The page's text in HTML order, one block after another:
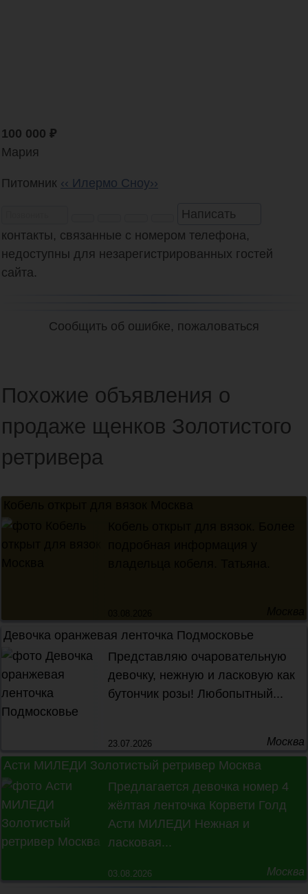
100 000 ₽
Мария
Питомник ‹‹ Илермо Сноу››
Написать
контакты, связанные с номером телефона,
недоступны для незарегистрированных гостей
сайта.
Сообщить об ошибке, пожаловаться
Похожие объявления о
продаже щенков Золотистого
ретривера
Девочка оранжевая ленточка Подмосковье
цена не указана
Представляю очаровательную
девочку, нежную и ласковую как
бутончик розы! Любопытный...
23.07.2026 Москва
Асти МИЛЕДИ Золотистый ретривер Москва
цена не указана
Предлагается девочка номер 4
жёлтая ленточка Корвети Голд
Асти МИЛЕДИ Нежная и
ласковая...
03.08.2026 Москва